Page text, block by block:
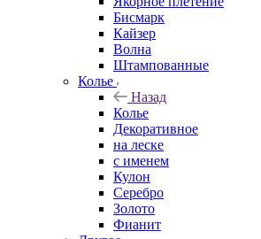
Бисмарк
Кайзер
Волна
Штампованные
Колье
Назад
Колье
Декоративное
на леске
с именем
Кулон
Серебро
Золото
Фианит